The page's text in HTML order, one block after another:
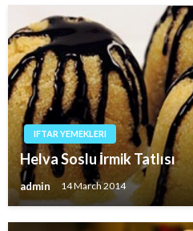
IFTAR YEMEKLERI
Helva Soslu İrmik Tatlısı
admin 14 March 2014